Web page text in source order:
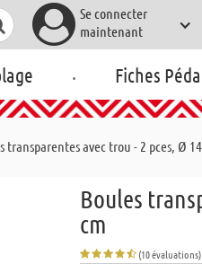
Se connecter
maintenant
. Fiches
transparentes avec trou - 2 pces, Ø
Boules
cm
(10 évaluations)